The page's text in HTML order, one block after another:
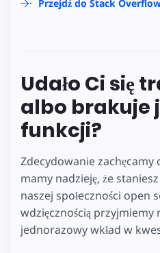
Przejdź do Stack
Udało Ci się
albo brakuje
funkcji?
Zdecydowanie zachęcamy
mamy nadzieję, że
naszej społeczności open
wdzięcznością przyjmiemy
jednorazowy wkład w